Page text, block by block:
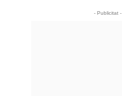
- Publicitat -